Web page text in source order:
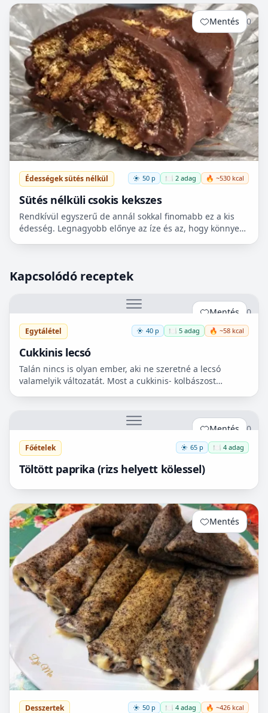
Mentés 0
Édességek sütés nélkül 50 p 🍽️ 2 adag 🔥 ~530 kcal
Sütés nélküli csokis kekszes
Rendkívül egyszerű de annál sokkal finomabb ez a kis
édesség. Legnagyobb előnye az íze és az, hogy könnyen
Kapcsolódó receptek
Mentés 0
Egytálétel 40 p 🍽️ 5 adag 🔥 ~58 kcal
Cukkinis lecsó
Talán nincs is olyan ember, aki ne szeretné a lecsó
valamelyik változatát. Most a cukkinis- kolbászost
Mentés 0
Főételek 65 p 🍽️ 4 adag
Töltött paprika (rizs helyett kölessel)
Mentés 0
Desszertek 50 p 🍽️ 4 adag 🔥 ~426 kcal